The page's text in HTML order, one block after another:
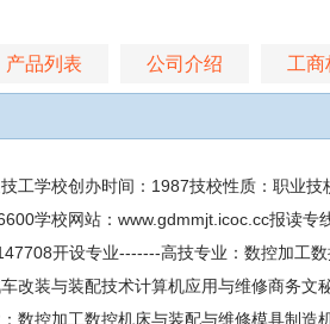
产品列表 公司介绍 工商
工学校创办时间：1987技校性质：职业
学校网站：www.gdmmjt.icoc.cc报读
开设专业-------高技专业：数控加工
改装与装配技术计算机应用与维修商务文
数控加工数控机床与装配与维修模具制